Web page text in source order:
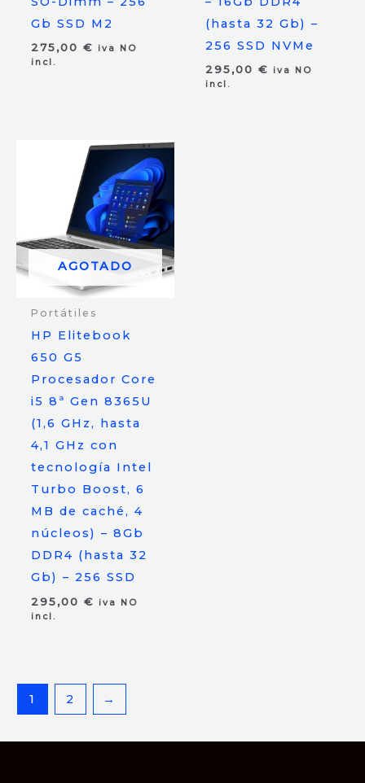
Gb SSD M2
275,00 €
iva NO
incl.
(hasta 32 Gb) –
256 SSD NVMe
295,00 €
iva NO
incl.
AGOTADO
Portátiles
HP Elitebook
650 G5
Procesador Core
i5 8ª Gen 8365U
(1,6 GHz, hasta
4,1 GHz con
tecnología Intel
Turbo Boost, 6
MB de caché, 4
núcleos) – 8Gb
DDR4 (hasta 32
Gb) – 256 SSD
295,00 €
iva NO
incl.
1 2 →